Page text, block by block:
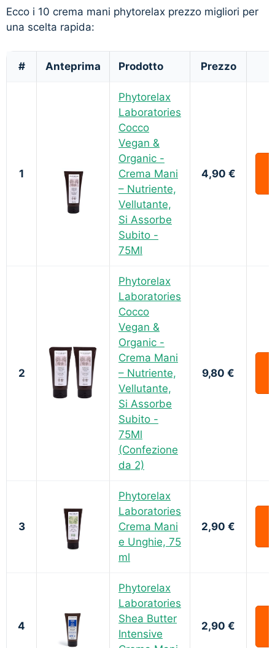
Ecco i 10 crema mani phytorelax prezzo migliori per
una scelta rapida:
# Anteprima Prodotto Prezzo
1
Phytorelax
Laboratories
Cocco
Vegan &
Organic -
Crema Mani
– Nutriente,
Vellutante,
Si Assorbe
Subito -
75Ml
4,90 €
2
Phytorelax
Laboratories
Cocco
Vegan &
Organic -
Crema Mani
– Nutriente,
Vellutante,
Si Assorbe
Subito -
75Ml
(Confezione
da 2)
9,80 €
3
Phytorelax
Laboratories
Crema Mani
e Unghie, 75
ml
2,90 €
4
Phytorelax
Laboratories
Shea Butter
Intensive
2,90 €